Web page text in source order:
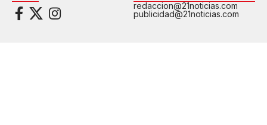
redaccion@21noticias.com
publicidad@21noticias.com